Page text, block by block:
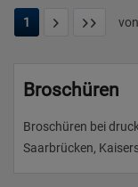
1 von
Broschüren
Broschüren bei
Saarbrücken,